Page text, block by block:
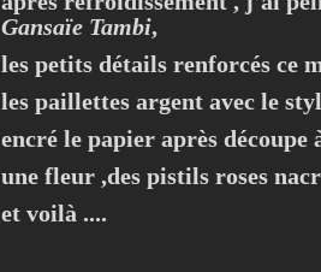
Gansaïe Tambi,
les petits détails renforcés ce
les paillettes argent avec le
encré le papier après découpe
une fleur ,des pistils roses
et voilà ....